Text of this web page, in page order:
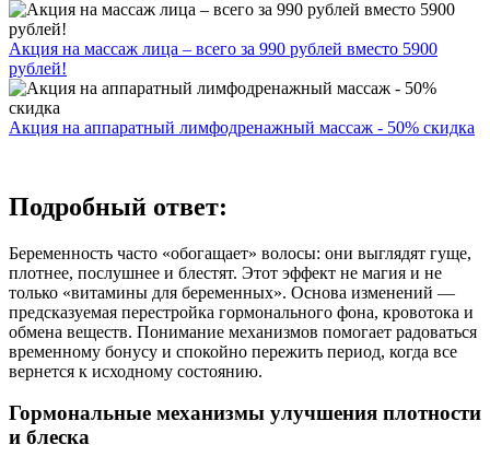
Акция на массаж лица – всего за 990 рублей вместо 5900
рублей!
Акция на аппаратный лимфодренажный массаж - 50% скидка
Подробный ответ:
Беременность часто «обогащает» волосы: они выглядят гуще,
плотнее, послушнее и блестят. Этот эффект не магия и не
только «витамины для беременных». Основа изменений —
предсказуемая перестройка гормонального фона, кровотока и
обмена веществ. Понимание механизмов помогает радоваться
временному бонусу и спокойно пережить период, когда все
вернется к исходному состоянию.
Гормональные механизмы улучшения плотности
и блеска